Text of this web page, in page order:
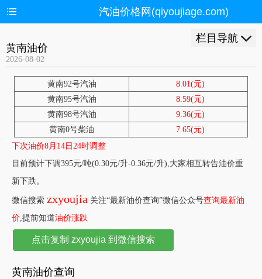
汽油价格网(qiyoujiage.com)
栏目导航
黄南油价
2026-08-02
黄南92号汽油
8.01(元)
黄南95号汽油
8.59(元)
黄南98号汽油
9.36(元)
黄南0号柴油
7.65(元)
下次油价8月14日24时调整
目前预计下调395元/吨(0.30元/升-0.36元/升),大家相互转告油价重
新下跌。
微信搜索 zxyoujia 关注“最新油价查询”微信公众号查询最新油
价,提前知道油价涨跌
点击复制 zxyoujia 到微信搜索
黄南油价查询